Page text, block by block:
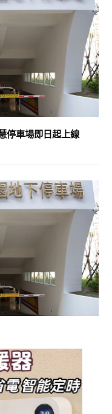
停車場即日起上線